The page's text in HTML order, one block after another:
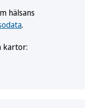
hälsans
.
kartor: